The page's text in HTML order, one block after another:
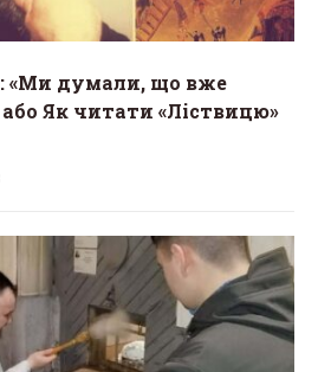
«Ми думали, що вже
Як читати «Ліствицю»